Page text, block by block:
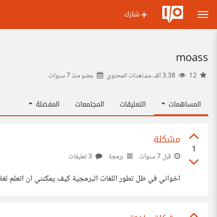
شارك
moass
عضو منذ7 سنوات
المساهمات التعليقات المجتمعات المفضلة
1
مشكلة
قبل 7 سنوات برمجة
اخواني في ظل تطور اللغات البرمجية كيف يمكنني ان اتعلم